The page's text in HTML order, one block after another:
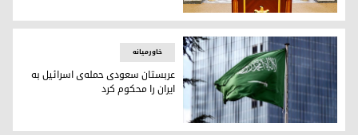
باسم عوادی، سخنگوی دولت عراق
خاورمیانه
عربستان سعودی حمله‌ی اسرائیل به
ایران را محکوم کرد